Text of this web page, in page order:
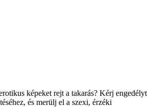
képeket rejt a takarás? Kérj engedélyt
és merülj el a szexi, érzéki